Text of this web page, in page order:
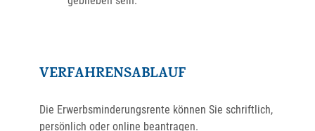
VERFAHRENSABLAUF
Die Erwerbsminderungsrente können Sie schriftlich,
persönlich oder online beantragen.